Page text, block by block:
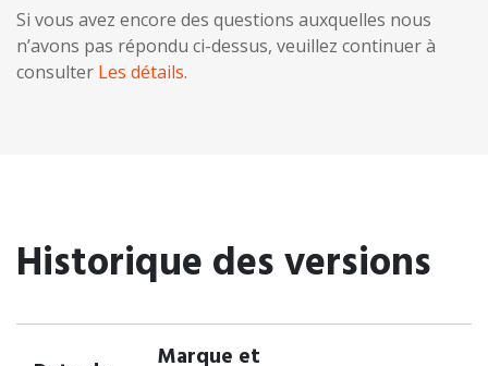
Si vous avez encore des questions auxquelles nous
n’avons pas répondu ci-dessus, veuillez continuer à
consulter Les détails.
Historique des versions
Marque et